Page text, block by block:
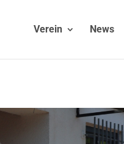
Verein News